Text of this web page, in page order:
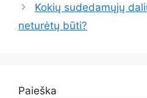
Kokių sudedamųjų
neturėtų būti?
Paieška